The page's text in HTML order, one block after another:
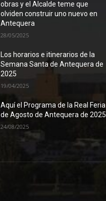
obras y el Alcalde teme que
olviden construir uno nuevo en
Antequera
28/05/2025
Los horarios e itinerarios de la
Semana Santa de Antequera de
2025
19/04/2025
Aquí el Programa de la Real Feria
de Agosto de Antequera de 2025
24/08/2025